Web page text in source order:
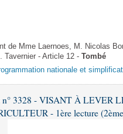
de Mme Laernoes, M. Nicolas
Tavernier - Article 12 - Tombé
nationale et
n° 3328 - VISANT À LEVER
- 1ère lecture